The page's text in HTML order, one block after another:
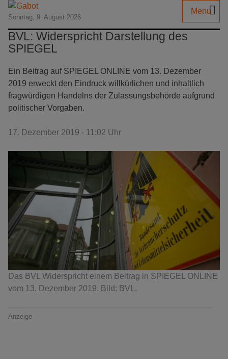
Sonntag, 9. August 2026
Menu
BVL: Widerspricht Darstellung des
SPIEGEL
Ein Beitrag auf SPIEGEL ONLINE vom 13. Dezember
2019 erweckt den Eindruck willkürlichen und inhaltlich
fragwürdigen Handelns der Zulassungsbehörde aufgrund
politischer Vorgaben.
17. Dezember 2019 - 11:02 Uhr
Das BVL Widerspricht einem Beitrag in SPIEGEL ONLINE
vom 13. Dezember 2019. Bild: BVL.
Anzeige